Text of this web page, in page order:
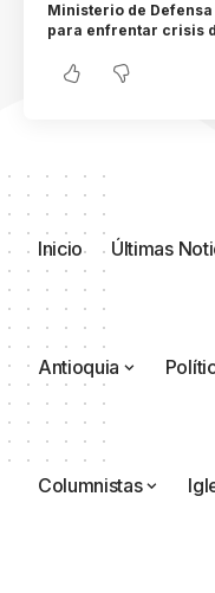
Ministerio de
para enfrentar crisis
Inicio Últimas
Antioquia
Columnistas